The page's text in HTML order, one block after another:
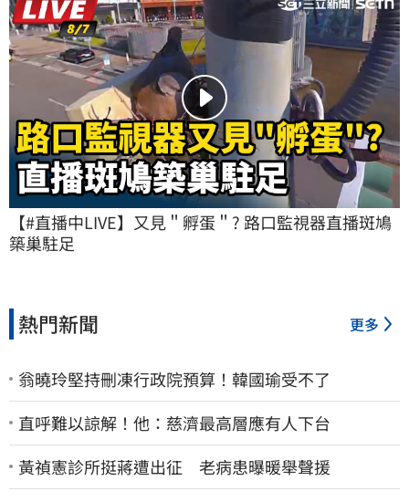
【#直播中LIVE】又見＂孵蛋＂? 路口監視器直播斑鳩
築巢駐足
熱門新聞 更多
翁曉玲堅持刪凍行政院預算！韓國瑜受不了
直呼難以諒解！他：慈濟最高層應有人下台
黃禎憲診所挺蔣遭出征 老病患曝暖舉聲援